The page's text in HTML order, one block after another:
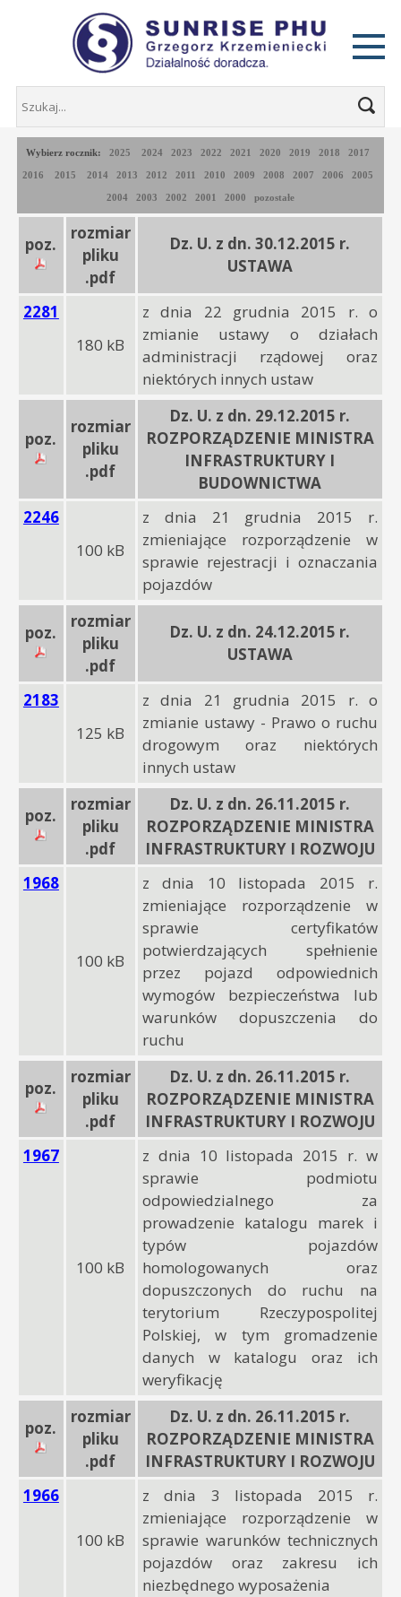
Wybierz rocznik: 2025 2024 2023 2022 2021 2020 2019 2018 2017
2016 2015 2014 2013 2012 2011 2010 2009 2008 2007 2006 2005
2004 2003 2002 2001 2000 pozostałe
poz.
rozmiar
pliku
.pdf
Dz. U. z dn. 30.12.2015 r.
USTAWA
2281
180 kB
z dnia 22 grudnia 2015 r. o
zmianie ustawy o działach
administracji rządowej oraz
niektórych innych ustaw
poz.
rozmiar
pliku
.pdf
Dz. U. z dn. 29.12.2015 r.
ROZPORZĄDZENIE MINISTRA
INFRASTRUKTURY I
BUDOWNICTWA
2246
100 kB
z dnia 21 grudnia 2015 r.
zmieniające rozporządzenie w
sprawie rejestracji i oznaczania
pojazdów
poz.
rozmiar
pliku
.pdf
Dz. U. z dn. 24.12.2015 r.
USTAWA
2183
125 kB
z dnia 21 grudnia 2015 r. o
zmianie ustawy - Prawo o ruchu
drogowym oraz niektórych
innych ustaw
poz.
rozmiar
pliku
.pdf
Dz. U. z dn. 26.11.2015 r.
ROZPORZĄDZENIE MINISTRA
INFRASTRUKTURY I ROZWOJU
1968
100 kB
z dnia 10 listopada 2015 r.
zmieniające rozporządzenie w
sprawie certyfikatów
potwierdzających spełnienie
przez pojazd odpowiednich
wymogów bezpieczeństwa lub
warunków dopuszczenia do
ruchu
poz.
rozmiar
pliku
.pdf
Dz. U. z dn. 26.11.2015 r.
ROZPORZĄDZENIE MINISTRA
INFRASTRUKTURY I ROZWOJU
1967
100 kB
z dnia 10 listopada 2015 r. w
sprawie podmiotu
odpowiedzialnego za
prowadzenie katalogu marek i
typów pojazdów
homologowanych oraz
dopuszczonych do ruchu na
terytorium Rzeczypospolitej
Polskiej, w tym gromadzenie
danych w katalogu oraz ich
weryfikację
poz.
rozmiar
pliku
.pdf
Dz. U. z dn. 26.11.2015 r.
ROZPORZĄDZENIE MINISTRA
INFRASTRUKTURY I ROZWOJU
1966
100 kB
z dnia 3 listopada 2015 r.
zmieniające rozporządzenie w
sprawie warunków technicznych
pojazdów oraz zakresu ich
niezbędnego wyposażenia